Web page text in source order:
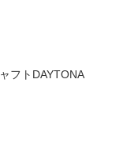
フトDAYTONA